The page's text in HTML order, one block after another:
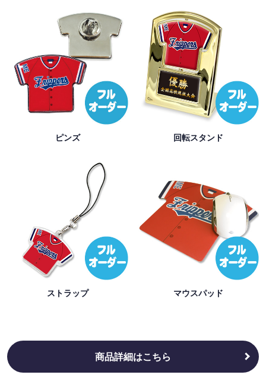
ピンズ 回転スタンド
ストラップ マウスパッド
商品詳細はこちら